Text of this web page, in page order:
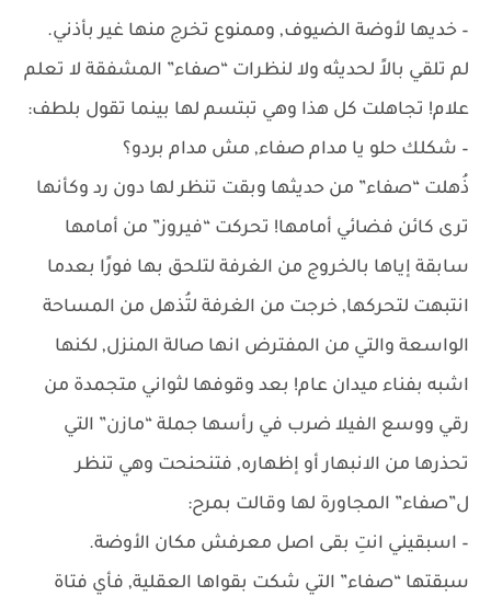
– خديها لأوضة الضيوف, وممنوع تخرج منها غير بأذني.
لم تلقي بالاً لحديثه ولا لنظرات “صفاء” المشفقة لا تعلم
علام! تجاهلت كل هذا وهي تبتسم لها بينما تقول بلطف:
– شكلك حلو يا مدام صفاء, مش مدام بردو؟
ذُهلت “صفاء” من حديثها وبقت تنظر لها دون رد وكأنها
ترى كائن فضائي أمامها! تحركت “فيروز” من أمامها
سابقة إياها بالخروج من الغرفة لتلحق بها فورًا بعدما
انتبهت لتحركها, خرجت من الغرفة لتُذهل من المساحة
الواسعة والتي من المفترض انها صالة المنزل, لكنها
اشبه بفناء ميدان عام! بعد وقوفها لثواني متجمدة من
رقي ووسع الفيلا ضرب في رأسها جملة “مازن” التي
تحذرها من الانبهار أو إظهاره, فتنحنحت وهي تنظر
ل”صفاء” المجاورة لها وقالت بمرح:
– اسبقيني انتِ بقى اصل معرفش مكان الأوضة.
سبقتها “صفاء” التي شكت بقواها العقلية, فأي فتاة